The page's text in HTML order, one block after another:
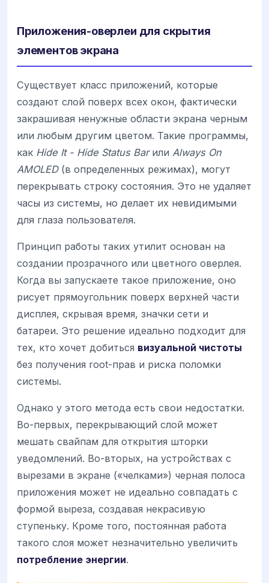
Приложения-оверлеи для скрытия
элементов экрана
Существует класс приложений, которые
создают слой поверх всех окон, фактически
закрашивая ненужные области экрана черным
или любым другим цветом. Такие программы,
как Hide It - Hide Status Barили Always On
AMOLED(в определенных режимах), могут
перекрывать строку состояния. Это не удаляет
часы из системы, но делает их невидимыми
для глаза пользователя.
Принцип работы таких утилит основан на
создании прозрачного или цветного оверлея.
Когда вы запускаете такое приложение, оно
рисует прямоугольник поверх верхней части
дисплея, скрывая время, значки сети и
батареи. Это решение идеально подходит для
тех, кто хочет добиться визуальной чистоты
без получения root-прав и риска поломки
системы.
Однако у этого метода есть свои недостатки.
Во-первых, перекрывающий слой может
мешать свайпам для открытия шторки
уведомлений. Во-вторых, на устройствах с
вырезами в экране («челками») черная полоса
приложения может не идеально совпадать с
формой выреза, создавая некрасивую
ступеньку. Кроме того, постоянная работа
такого слоя может незначительно увеличить
потребление энергии.